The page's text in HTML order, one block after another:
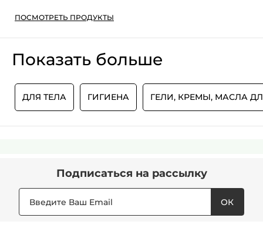
ПОСМОТРЕТЬ ПРОДУКТЫ
Показать больше
ДЛЯ ТЕЛА ГИГИЕНА ГЕЛИ, КРЕМЫ, МАСЛА
Подписаться на рассылку
ОК